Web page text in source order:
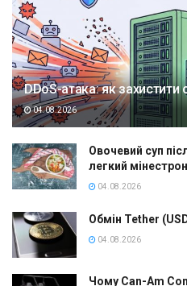
DDoS-атака: як захистити
04.08.2026
Овочевий суп
легкий
04.08.2026
Обмін Tether
04.08.2026
Чому Can-Am